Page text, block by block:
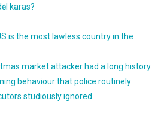
karas?
is the most lawless country in the
market attacker had a long history
behaviour that police routinely
studiously ignored